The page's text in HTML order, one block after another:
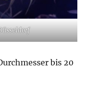
bis 20